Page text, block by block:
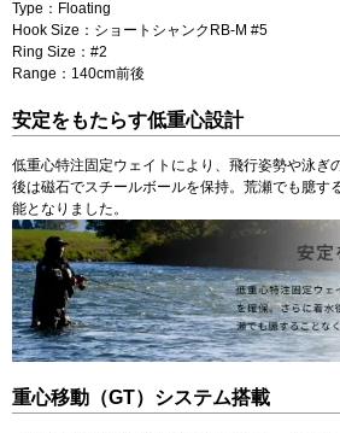
Type：Floating
Hook Size：ショートシャンクRB-M #5
Ring Size：#2
Range：140cm前後
安定をもたらす低重心設計
低重心特注固定ウェイトにより、飛行姿勢や泳ぎ
後は磁石でスチールボールを保持。荒瀬でも臆す
能となりました。
重心移動（GT）システム搭載